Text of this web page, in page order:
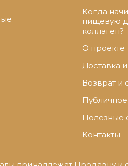
Когда
пищевую
коллаген?
О проекте
Доставка
Возврат и
Полезные
Контакты